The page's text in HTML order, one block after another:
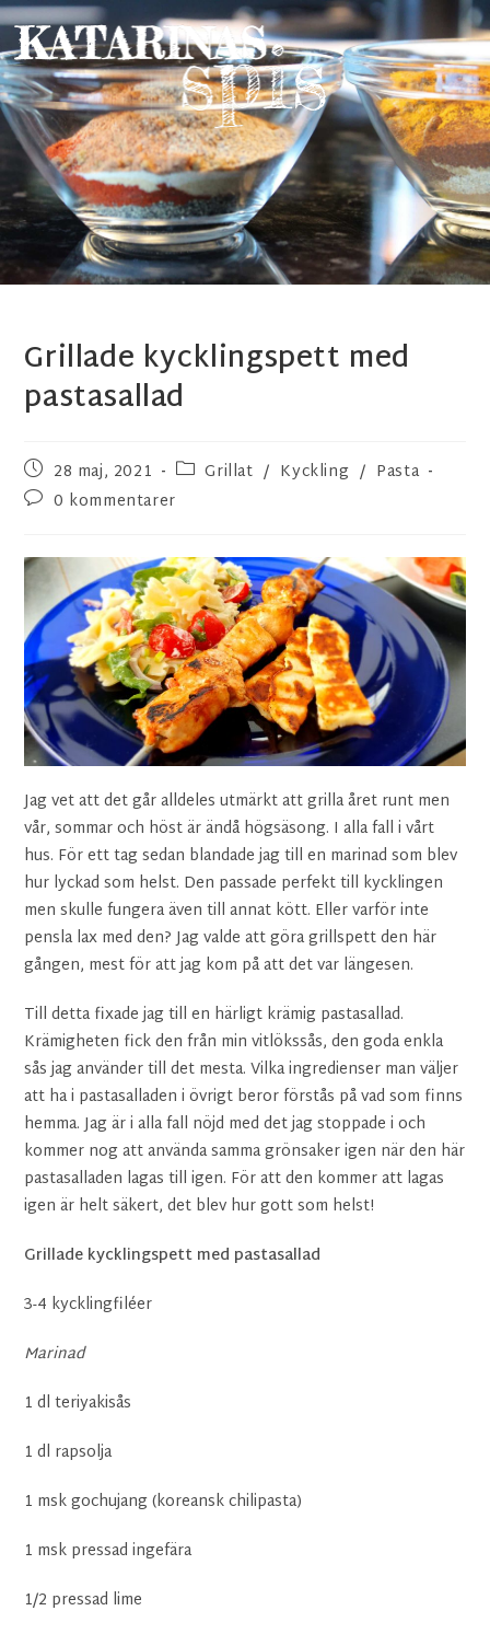
Grillade kycklingspett med
pastasallad
28 maj, 2021 Grillat / Kyckling / Pasta
0 kommentarer
Jag vet att det går alldeles utmärkt att grilla året runt men
vår, sommar och höst är ändå högsäsong. I alla fall i vårt
hus. För ett tag sedan blandade jag till en marinad som blev
hur lyckad som helst. Den passade perfekt till kycklingen
men skulle fungera även till annat kött. Eller varför inte
pensla lax med den? Jag valde att göra grillspett den här
gången, mest för att jag kom på att det var längesen.
Till detta fixade jag till en härligt krämig pastasallad.
Krämigheten fick den från min vitlökssås, den goda enkla
sås jag använder till det mesta. Vilka ingredienser man väljer
att ha i pastasalladen i övrigt beror förstås på vad som finns
hemma. Jag är i alla fall nöjd med det jag stoppade i och
kommer nog att använda samma grönsaker igen när den här
pastasalladen lagas till igen. För att den kommer att lagas
igen är helt säkert, det blev hur gott som helst!
Grillade kycklingspett med pastasallad
3-4 kycklingfiléer
Marinad
1 dl teriyakisås
1 dl rapsolja
1 msk gochujang (koreansk chilipasta)
1 msk pressad ingefära
1/2 pressad lime